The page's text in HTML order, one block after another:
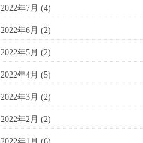
2022年7月 (4)
2022年6月 (2)
2022年5月 (2)
2022年4月 (5)
2022年3月 (2)
2022年2月 (2)